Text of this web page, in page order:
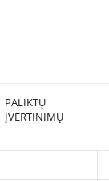
PALIKTŲ
ĮVERTINIMŲ